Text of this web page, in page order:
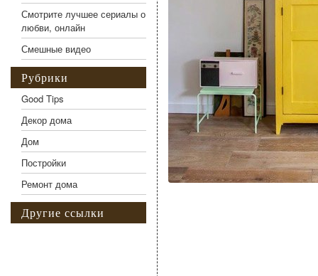
Смотрите лучшее сериалы о
любви, онлайн
Смешные видео
Рубрики
Good Tips
Декор дома
Дом
Постройки
Ремонт дома
Другие ссылки